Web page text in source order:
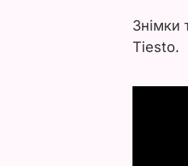
Знімки
Tiesto.